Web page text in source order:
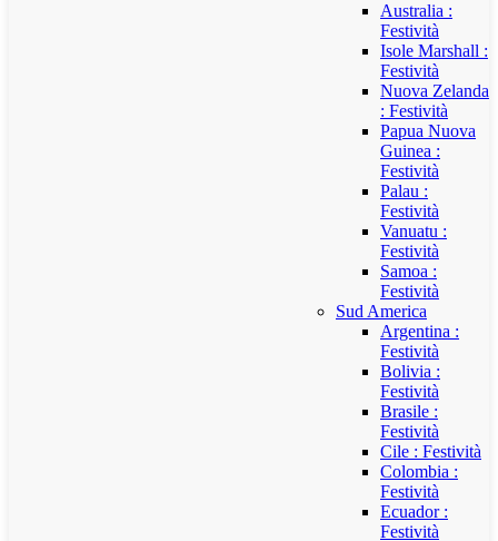
Australia :
Festività
Isole Marshall :
Festività
Nuova Zelanda
: Festività
Papua Nuova
Guinea :
Festività
Palau :
Festività
Vanuatu :
Festività
Samoa :
Festività
Sud America
Argentina :
Festività
Bolivia :
Festività
Brasile :
Festività
Cile : Festività
Colombia :
Festività
Ecuador :
Festività